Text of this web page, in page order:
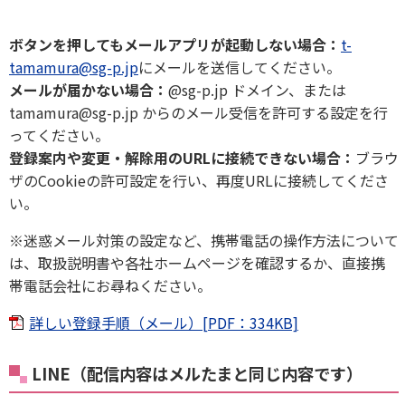
ボタンを押してもメールアプリが起動しない場合： t-
tamamura@sg-p.jpにメールを送信してください。
メールが届かない場合： @sg-p.jp ドメイン、または
tamamura@sg-p.jp からのメール受信を許可する設定を行
ってください。
登録案内や変更・解除用のURLに接続できない場合： ブラウ
ザのCookieの許可設定を行い、再度URLに接続してくださ
い。
※迷惑メール対策の設定など、携帯電話の操作方法について
は、取扱説明書や各社ホームページを確認するか、直接携
帯電話会社にお尋ねください。
詳しい登録手順（メール）[PDF：334KB]
LINE（配信内容はメルたまと同じ内容です）